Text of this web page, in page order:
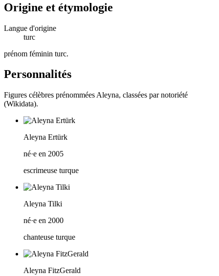
Origine et étymologie
Langue d'origine
turc
prénom féminin turc.
Personnalités
Figures célèbres prénommées Aleyna, classées par notoriété
(Wikidata).
Aleyna Ertürk
né·e en 2005
escrimeuse turque
Aleyna Tilki
né·e en 2000
chanteuse turque
Aleyna FitzGerald